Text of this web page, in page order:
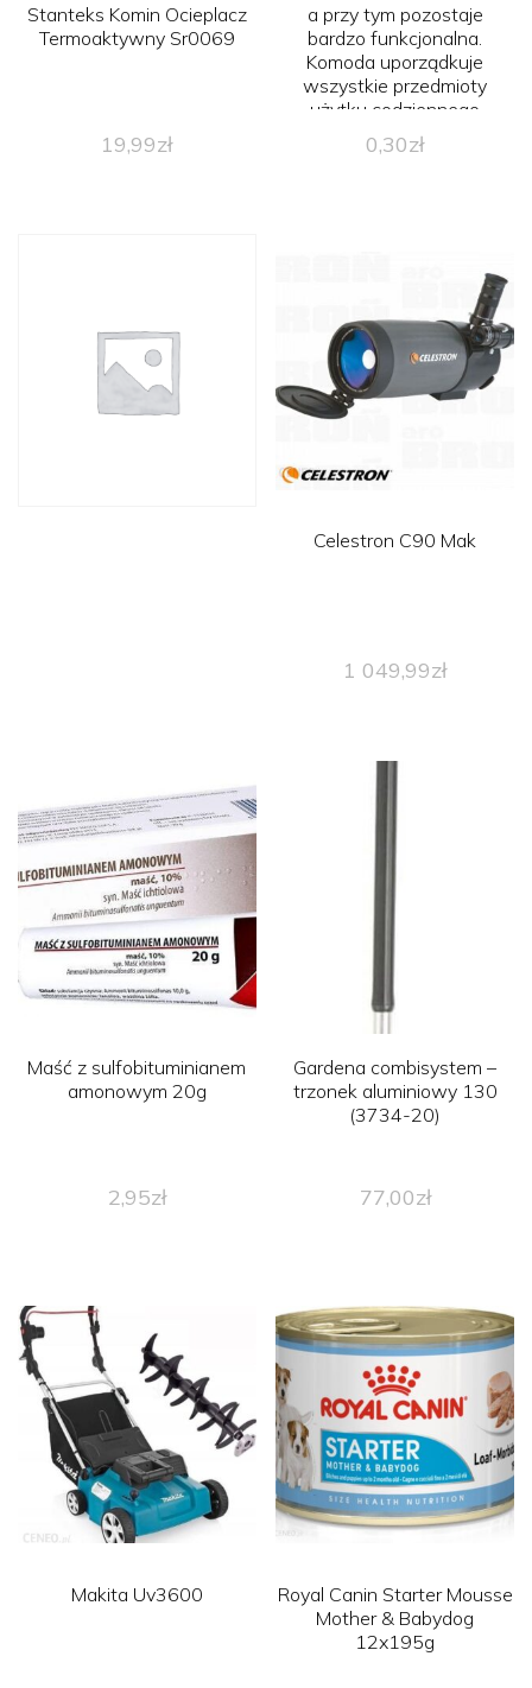
Stanteks Komin Ocieplacz
Termoaktywny Sr0069
19,99zł
a przy tym pozostaje
bardzo funkcjonalna.
Komoda uporządkuje
wszystkie przedmioty
użytku codziennego
0,30zł
Celestron C90 Mak
1 049,99zł
Maść z sulfobituminianem
amonowym 20g
2,95zł
Gardena combisystem –
trzonek aluminiowy 130
(3734-20)
77,00zł
Makita Uv3600
Royal Canin Starter Mousse
Mother & Babydog
12x195g